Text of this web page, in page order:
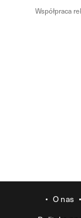
Współpraca
O nas